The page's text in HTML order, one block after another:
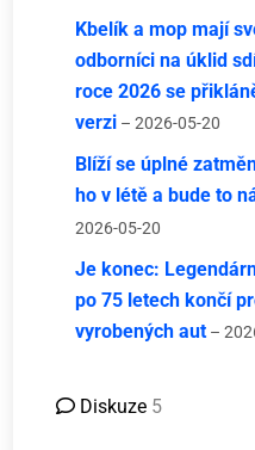
Kbelík a mop mají
odborníci na úklid
roce 2026 se
verzi – 2026-05-20
Blíží se úplné
ho v létě a bude to
2026-05-20
Je konec:
po 75 letech končí
vyrobených aut –
Diskuze 5